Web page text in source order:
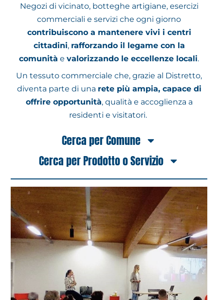
Negozi di vicinato, botteghe artigiane, esercizi
commerciali e servizi che ogni giorno
contribuiscono a mantenere vivi i centri
cittadini, rafforzando il legame con la
comunità e valorizzando le eccellenze locali.
Un tessuto commerciale che, grazie al Distretto,
diventa parte di una rete più ampia, capace di
offrire opportunità, qualità e accoglienza a
residenti e visitatori.
Cerca per Comune
Cerca per Prodotto o Servizio